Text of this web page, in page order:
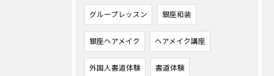
グループレッスン 銀座和装
銀座ヘアメイク ヘアメイク講座
外国人書道体験 書道体験